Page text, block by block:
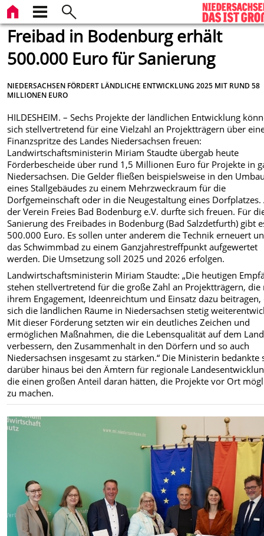
Freibad in Bodenburg erhält
500.000 Euro für Sanierung
NIEDERSACHSEN FÖRDERT LÄNDLICHE ENTWICKLUNG 2025 MIT RUND 58
MILLIONEN EURO
HILDESHEIM. – Sechs Projekte der ländlichen Entwicklung
sich stellvertretend für eine Vielzahl an Projektträgern über
Finanzspritze des Landes Niedersachsen freuen:
Landwirtschaftsministerin Miriam Staudte übergab heute
Förderbescheide über rund 1,5 Millionen Euro für Projekte in
Niedersachsen. Die Gelder fließen beispielsweise in den
eines Stallgebäudes zu einem Mehrzweckraum für die
Dorfgemeinschaft oder in die Neugestaltung eines Dorfplatzes.
der Verein Freies Bad Bodenburg e.V. durfte sich freuen. Für
Sanierung des Freibades in Bodenburg (Bad Salzdetfurth) gibt
500.000 Euro. Es sollen unter anderem die Technik erneuert
das Schwimmbad zu einem Ganzjahrestreffpunkt aufgewertet
werden. Die Umsetzung soll 2025 und 2026 erfolgen.
Landwirtschaftsministerin Miriam Staudte: „Die heutigen
stehen stellvertretend für die große Zahl an Projektträgern, die
ihrem Engagement, Ideenreichtum und Einsatz dazu beitragen,
sich die ländlichen Räume in Niedersachsen stetig
Mit dieser Förderung setzten wir ein deutliches Zeichen und
ermöglichen Maßnahmen, die die Lebensqualität auf dem Land
verbessern, den Zusammenhalt in den Dörfern und so auch
Niedersachsen insgesamt zu stärken.“ Die Ministerin bedankte
darüber hinaus bei den Ämtern für regionale
die einen großen Anteil daran hätten, die Projekte vor Ort
zu machen.